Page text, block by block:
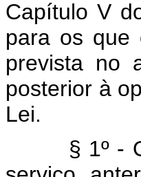
Capítulo V
para os que
prevista no
posterior à
Lei.
§ 1º - O